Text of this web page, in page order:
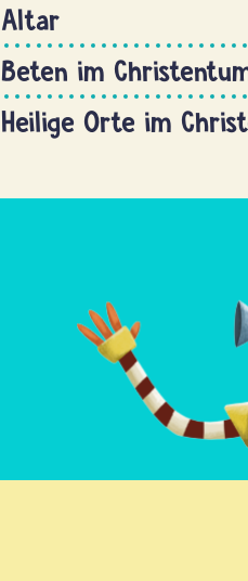
Altar
Beten im
Heilige Orte im